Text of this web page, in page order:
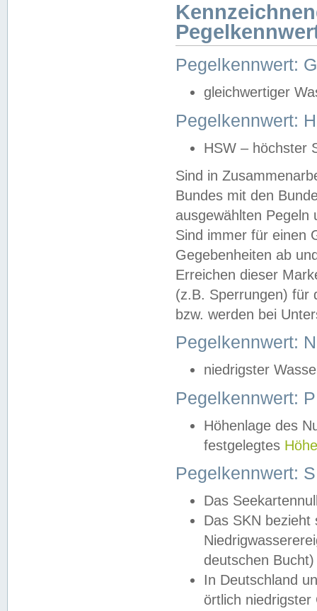
Pegelkennwert:
gleichwertiger
Pegelkennwert:
HSW – höchster
Sind in
Bundes mit den
ausgewählten
Sind immer für einen
Gegebenheiten ab
Erreichen dieser
(z.B. Sperrungen) für
bzw. werden bei
Pegelkennwert:
niedrigster
Pegelkennwert:
Höhenlage des
festgelegtes
Pegelkennwert:
Das
Das SKN
deutschen
In Deutschland
örtlich